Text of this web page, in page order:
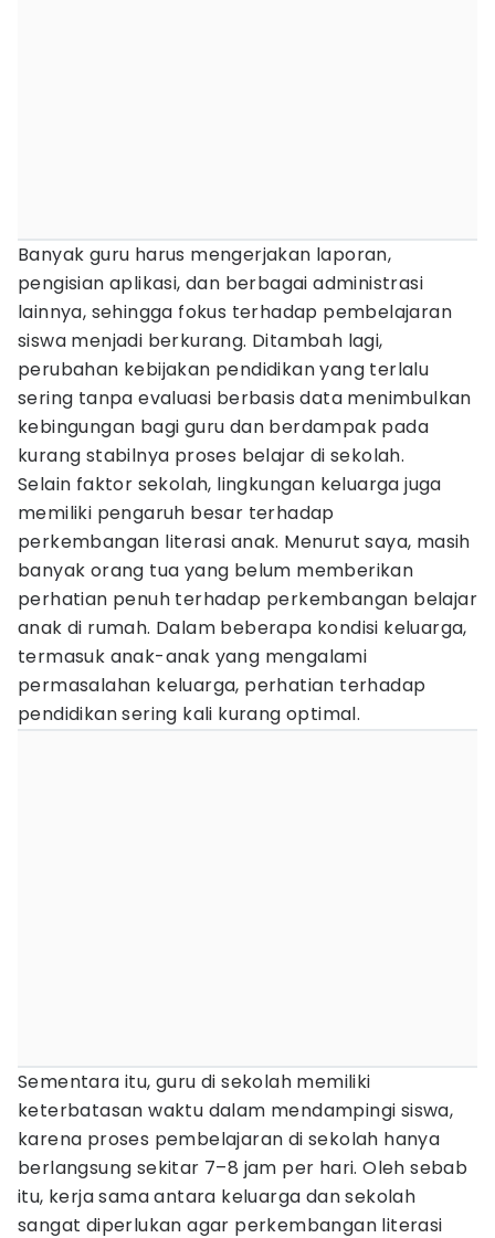
Banyak guru harus mengerjakan laporan,
pengisian aplikasi, dan berbagai administrasi
lainnya, sehingga fokus terhadap pembelajaran
siswa menjadi berkurang. Ditambah lagi,
perubahan kebijakan pendidikan yang terlalu
sering tanpa evaluasi berbasis data menimbulkan
kebingungan bagi guru dan berdampak pada
kurang stabilnya proses belajar di sekolah.
Selain faktor sekolah, lingkungan keluarga juga
memiliki pengaruh besar terhadap
perkembangan literasi anak. Menurut saya, masih
banyak orang tua yang belum memberikan
perhatian penuh terhadap perkembangan belajar
anak di rumah. Dalam beberapa kondisi keluarga,
termasuk anak-anak yang mengalami
permasalahan keluarga, perhatian terhadap
pendidikan sering kali kurang optimal.
Sementara itu, guru di sekolah memiliki
keterbatasan waktu dalam mendampingi siswa,
karena proses pembelajaran di sekolah hanya
berlangsung sekitar 7–8 jam per hari. Oleh sebab
itu, kerja sama antara keluarga dan sekolah
sangat diperlukan agar perkembangan literasi